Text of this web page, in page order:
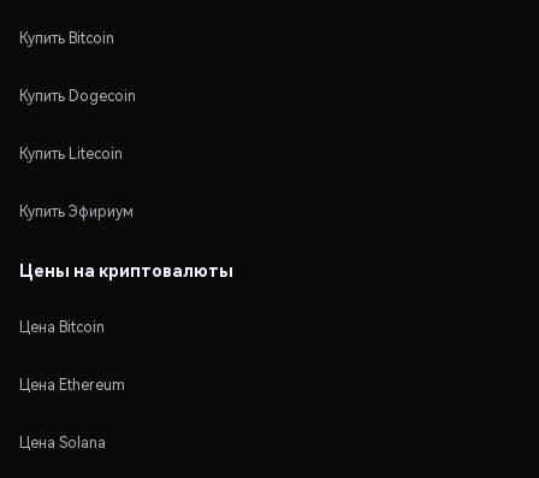
Купить Bitcoin
Купить Dogecoin
Купить Litecoin
Купить Эфириум
Цены на криптовалюты
Цена Bitcoin
Цена Ethereum
Цена Solana